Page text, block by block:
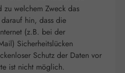
welchem Zweck das
hin, dass die
(z.B. bei der
Sicherheitslücken
Schutz der Daten vor
ist nicht möglich.